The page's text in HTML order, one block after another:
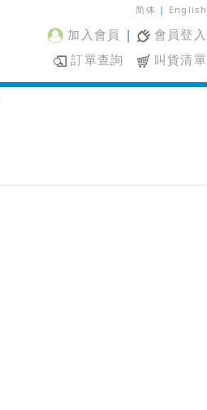
简体 | English
加入會員 |
會員登入
訂單查詢
叫貨清單